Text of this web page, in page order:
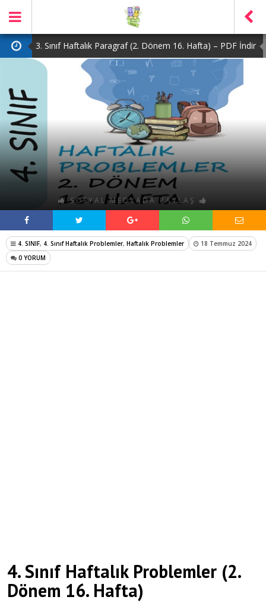
3. Sınıf Haftalık Paragraf (2. Dönem 16. Hafta) – PDF İndir
2. Sınıf Haftalık Paragraf (2. Dönem 16. Hafta) – PDF İndir
1. Sınıf Haftalık Paragraf (2. Dönem 16. Hafta) – PDF İndir
3. Sınıf Haftalık Paragraf (2. Dönem 15. Hafta) – PDF İndir
4. Sınıf Haftalık Paragraf (2. Dönem 16. Hafta) – PDF İndir
SOSYAL MEDYADA PAYLAŞ
4. SINIF, 4. Sınıf Haftalık Problemler, Haftalık Problemler
18 Temmuz 2024
0 YORUM
4. Sınıf Haftalık Problemler (2.
Dönem 16. Hafta)